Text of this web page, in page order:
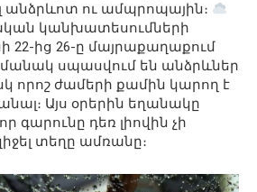
անձրևոտ ու ամպրոպային։
կանխատեսումների
22-ից 26-ը մայրաքաղաքում
սպասվում են անձրևներ
որոշ ժամերի քամին կարող է
Այս օրերին եղանակը
գարունը դեռ լիովին չի
տեղը ամռանը։